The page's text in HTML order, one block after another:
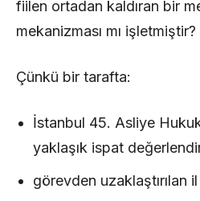
fiilen ortadan kaldıran bir
mekanizması mı işletmiştir?
Çünkü bir tarafta:
İstanbul 45. Asliye
yaklaşık ispat
görevden uzaklaştırılan